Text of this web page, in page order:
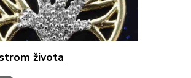
života